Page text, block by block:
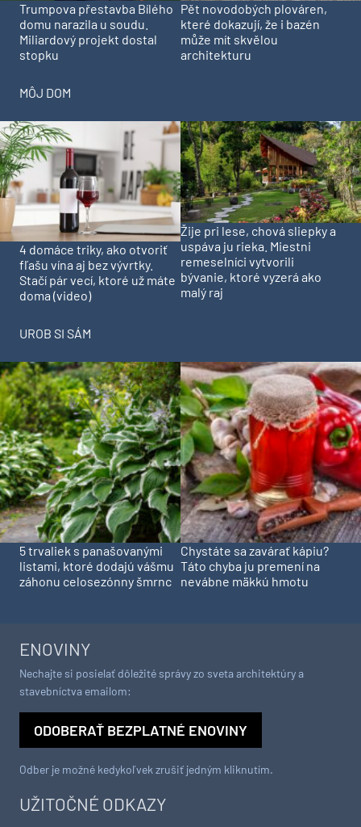
Trumpova přestavba Bílého
domu narazila u soudu.
Miliardový projekt dostal
stopku
Pět novodobých plováren,
které dokazují, že i bazén
může mít skvělou
architekturu
MÔJ DOM
4 domáce triky, ako otvoriť
fľašu vína aj bez vývrtky.
Stačí pár vecí, ktoré už máte
doma (video)
Žije pri lese, chová sliepky a
uspáva ju rieka. Miestni
remeselníci vytvorili
bývanie, ktoré vyzerá ako
malý raj
UROB SI SÁM
5 trvaliek s panašovanými
listami, ktoré dodajú vášmu
záhonu celosezónny šmrnc
Chystáte sa zavárať kápiu?
Táto chyba ju premení na
nevábne mäkkú hmotu
UŽITOČNÉ ODKAZY
ENOVINY
Nechajte si posielať dôležité správy zo sveta architektúry a
stavebníctva emailom:
ODOBERAŤ BEZPLATNÉ ENOVINY
Odber je možné kedykoľvek zrušiť jedným kliknutím.